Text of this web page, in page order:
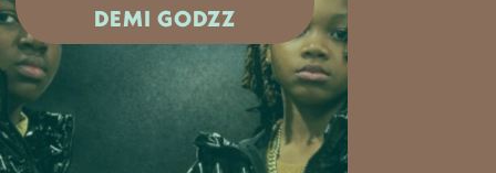
DEMI GODZZ
Conocidos por sus
actuaciones de gran energía
y su música con mensaje,
utilizan su plataforma para
inspirar confianza,
positividad y propósito entre